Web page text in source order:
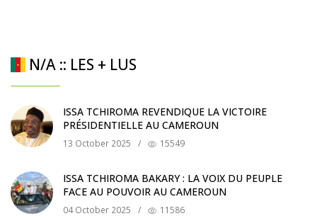
N/A :: LES + LUS
ISSA TCHIROMA REVENDIQUE LA VICTOIRE
PRÉSIDENTIELLE AU CAMEROUN
13 October 2025 / 15549
ISSA TCHIROMA BAKARY : LA VOIX DU PEUPLE
FACE AU POUVOIR AU CAMEROUN
04 October 2025 / 11586